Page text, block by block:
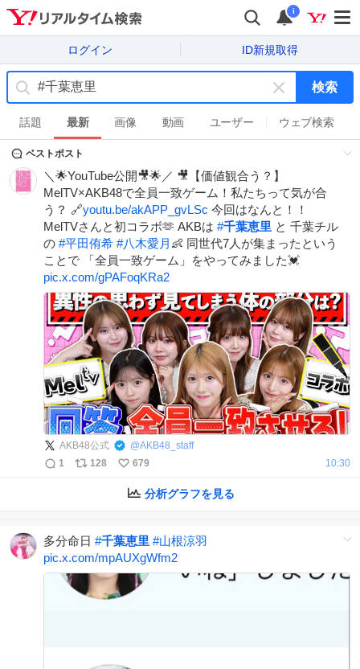
i
ログイン ID新規取得
キ
ー
ワ
を
消
す
検索
話題 最新 画像 動画 ユーザー ウェブ検索
ベストポスト
＼🌟YouTube公開🎥🌟／ 🎥【価値観合う？】
MelTV×AKB48で全員一致ゲーム！私たちって気が合
う？ 🔗youtu.be/akAPP_gvLSc 今回はなんと！！
MelTVさんと初コラボ🫶 AKBは #千葉恵里 と 千葉チル
の #平田侑希 #八木愛月 👶 同世代7人が集まったという
ことで 「全員一致ゲーム」をやってみました💓
pic.x.com/gPAFoqKRa2
AKB48公式 @AKB48_staff
1
128 679 10:30
分析グラフを見る
多分命日 #千葉恵里 #山根涼羽
pic.x.com/mpAUXgWfm2